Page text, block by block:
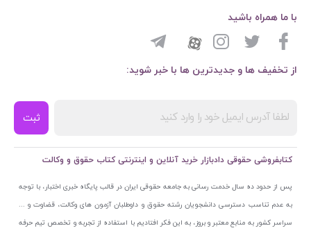
از تخفیف ها و جدیدترین ها با خبر شوید:
ثبت
با ما همراه باشید
کتابفروشی حقوقی دادبازار خرید آنلاین و اینترنتی کتاب حقوق و وکالت
پس از حدود ده سال خدمت رسانی به جامعه حقوقی ایران در قالب پایگاه خبری اختبار، با توجه
به عدم تناسب دسترسی دانشجویان رشته حقوق و داوطلبان آزمون های وکالت، قضاوت و ...
سراسر کشور به منابع معتبر و بروز، به این فکر افتادیم با استفاده از تجربه و تخصص تیم حرفه